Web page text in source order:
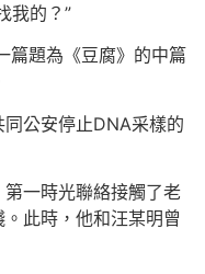
我的？”
題為《豆腐》的中篇
公安停止DNA采樣的
一時光聯絡接觸了老
此時，他和汪某明曾